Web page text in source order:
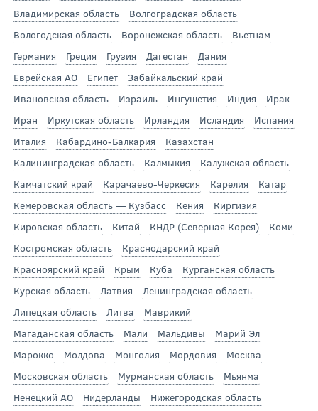
Владимирская область
Волгоградская область
Вологодская область
Воронежская область
Вьетнам
Германия
Греция Грузия Дагестан
Дания
Еврейская АО
Египет
Забайкальский край
Ивановская область
Израиль Ингушетия Индия
Ирак
Иран
Иркутская область Ирландия Исландия
Испания
Италия
Кабардино-Балкария
Казахстан
Калининградская область
Калмыкия
Калужская область
Камчатский край
Карачаево-Черкесия Карелия
Катар
Кемеровская область — Кузбасс
Кения
Киргизия
Кировская область
Китай КНДР (Северная Корея)
Коми
Костромская область
Краснодарский край
Красноярский край
Крым Куба
Курганская область
Курская область
Латвия
Ленинградская область
Липецкая область
Литва
Маврикий
Магаданская область
Мали Мальдивы
Марий Эл
Марокко
Молдова Монголия Мордовия
Москва
Московская область
Мурманская область
Мьянма
Ненецкий АО
Нидерланды
Нижегородская область